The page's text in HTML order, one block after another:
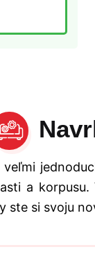
a
ste si svoju